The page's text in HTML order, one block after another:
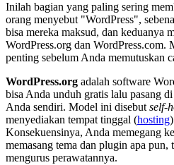
Inilah bagian yang paling sering
orang menyebut "WordPress",
bisa mereka maksud, dan keduanya
WordPress.org dan WordPress.com.
penting sebelum Anda memutuskan
WordPress.org adalah software
bisa Anda unduh gratis lalu pasang di
Anda sendiri. Model ini disebutself-
menyediakan tempat tinggal (hosting
Konsekuensinya, Anda memegang
memasang tema dan plugin apa
mengurus perawatannya.